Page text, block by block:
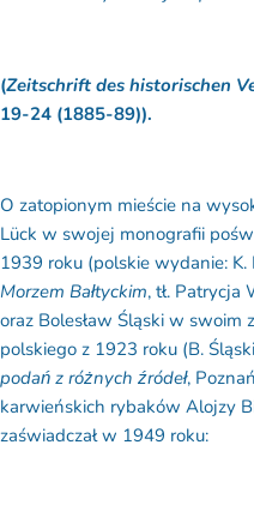
(Zeitschrift des historischen
19-24 (1885-89)).
O zatopionym mieście na
Lück w swojej monografii
1939 roku (polskie wydanie: K.
Morzem Bałtyckim , tł.
oraz Bolesław Śląski w swoim
polskiego z 1923 roku (B. Śląski
podań z różnych źródeł,
karwieńskich rybaków Alojzy
zaświadczał w 1949 roku: